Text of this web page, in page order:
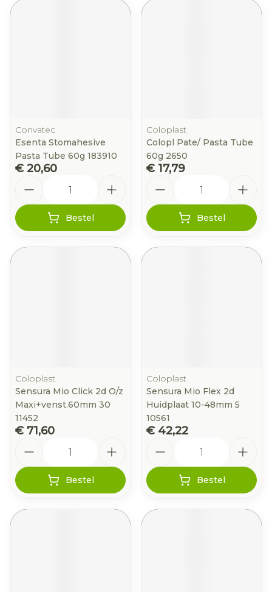
Convatec
Esenta Stomahesive
Pasta Tube 60g 183910
€ 20,60
Bestel
Coloplast
Colopl Pate/ Pasta Tube
60g 2650
€ 17,79
Bestel
Coloplast
Sensura Mio Click 2d O/z
Maxi+venst.60mm 30
11452
€ 71,60
Bestel
Coloplast
Sensura Mio Flex 2d
Huidplaat 10-48mm 5
10561
€ 42,22
Bestel